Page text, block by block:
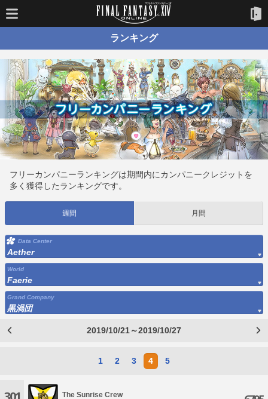
ランキング
フリーカンパニーランキングは期間内にカンパニークレジットを
多く獲得したランキングです。
週間 月間
Data Center
Aether
World
Faerie
Grand Company
黒渦団
2019/10/21～2019/10/27
1 2 3 4 5
The Sunrise Crew